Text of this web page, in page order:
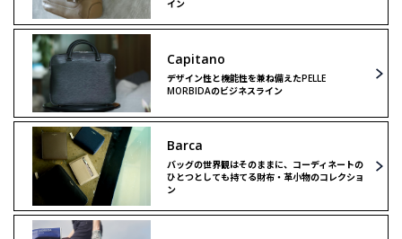
イン
Capitano
デザイン性と機能性を兼ね備えたPELLE
MORBIDAのビジネスライン
Barca
バッグの世界観はそのままに、コーディネートの
ひとつとしても持てる財布・革小物のコレクショ
ン